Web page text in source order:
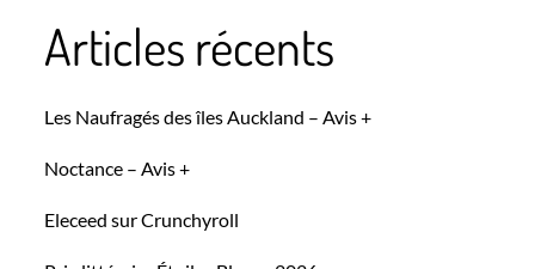
Articles récents
Les Naufragés des îles Auckland – Avis +
Noctance – Avis +
Eleceed sur Crunchyroll